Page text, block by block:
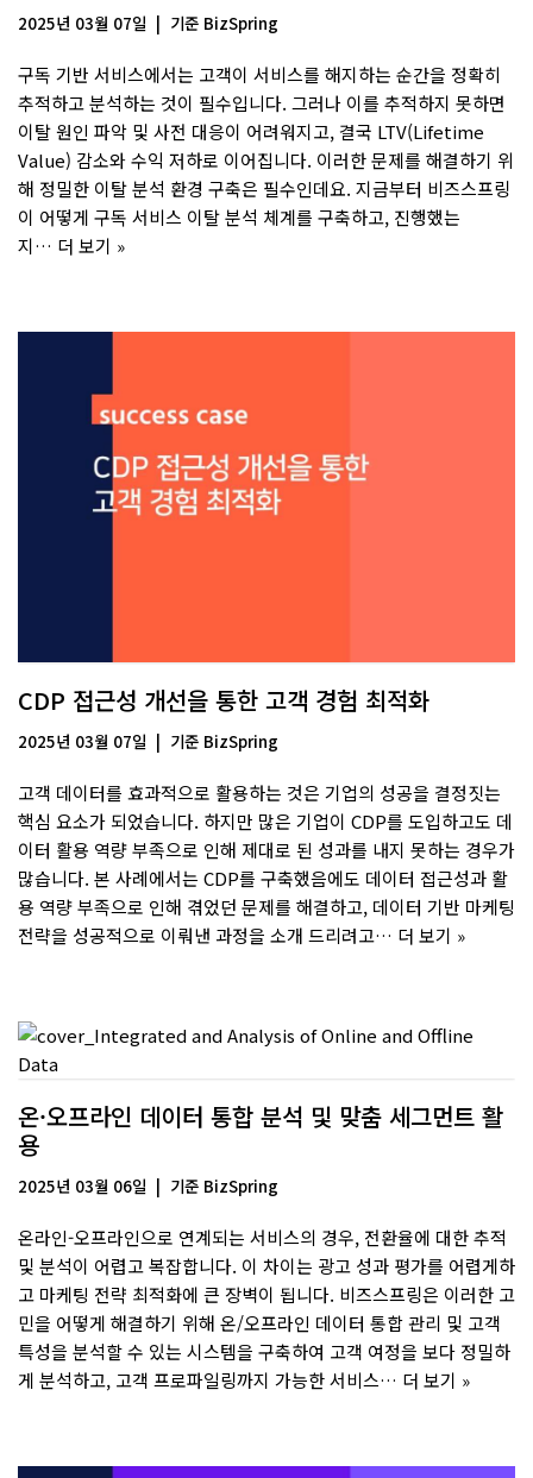
2025년 03월 07일 기준 BizSpring
구독 기반 서비스에서는 고객이 서비스를 해지하는 순간을 정확히
추적하고 분석하는 것이 필수입니다. 그러나 이를 추적하지 못하면
이탈 원인 파악 및 사전 대응이 어려워지고, 결국 LTV(Lifetime
Value) 감소와 수익 저하로 이어집니다. 이러한 문제를 해결하기 위
해 정밀한 이탈 분석 환경 구축은 필수인데요. 지금부터 비즈스프링
이 어떻게 구독 서비스 이탈 분석 체계를 구축하고, 진행했는
지… 더 보기 »
CDP 접근성 개선을 통한 고객 경험 최적화
2025년 03월 07일 기준 BizSpring
고객 데이터를 효과적으로 활용하는 것은 기업의 성공을 결정짓는
핵심 요소가 되었습니다. 하지만 많은 기업이 CDP를 도입하고도 데
이터 활용 역량 부족으로 인해 제대로 된 성과를 내지 못하는 경우가
많습니다. 본 사례에서는 CDP를 구축했음에도 데이터 접근성과 활
용 역량 부족으로 인해 겪었던 문제를 해결하고, 데이터 기반 마케팅
전략을 성공적으로 이뤄낸 과정을 소개 드리려고… 더 보기 »
온·오프라인 데이터 통합 분석 및 맞춤 세그먼트 활
용
2025년 03월 06일 기준 BizSpring
온라인-오프라인으로 연계되는 서비스의 경우, 전환율에 대한 추적
및 분석이 어렵고 복잡합니다. 이 차이는 광고 성과 평가를 어렵게하
고 마케팅 전략 최적화에 큰 장벽이 됩니다. 비즈스프링은 이러한 고
민을 어떻게 해결하기 위해 온/오프라인 데이터 통합 관리 및 고객
특성을 분석할 수 있는 시스템을 구축하여 고객 여정을 보다 정밀하
게 분석하고, 고객 프로파일링까지 가능한 서비스… 더 보기 »